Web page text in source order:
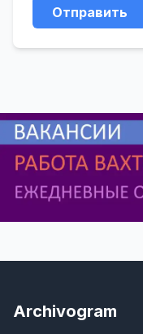
Отправить
Archivogram